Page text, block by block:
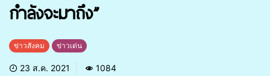
กำลังจะมาถึง”
ข่าวสังคม ข่าวเด่น
23 ส.ค. 2021 1084